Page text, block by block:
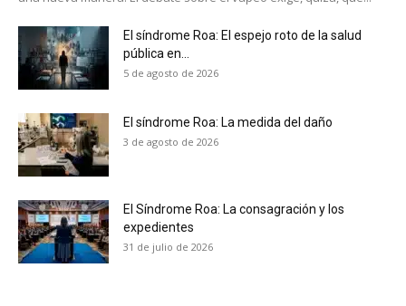
tobacco harm reduction in your email.
El síndrome Roa: El espejo roto de la salud
pública en...
5 de agosto de 2026
El síndrome Roa: La medida del daño
3 de agosto de 2026
El Síndrome Roa: La consagración y los
expedientes
31 de julio de 2026